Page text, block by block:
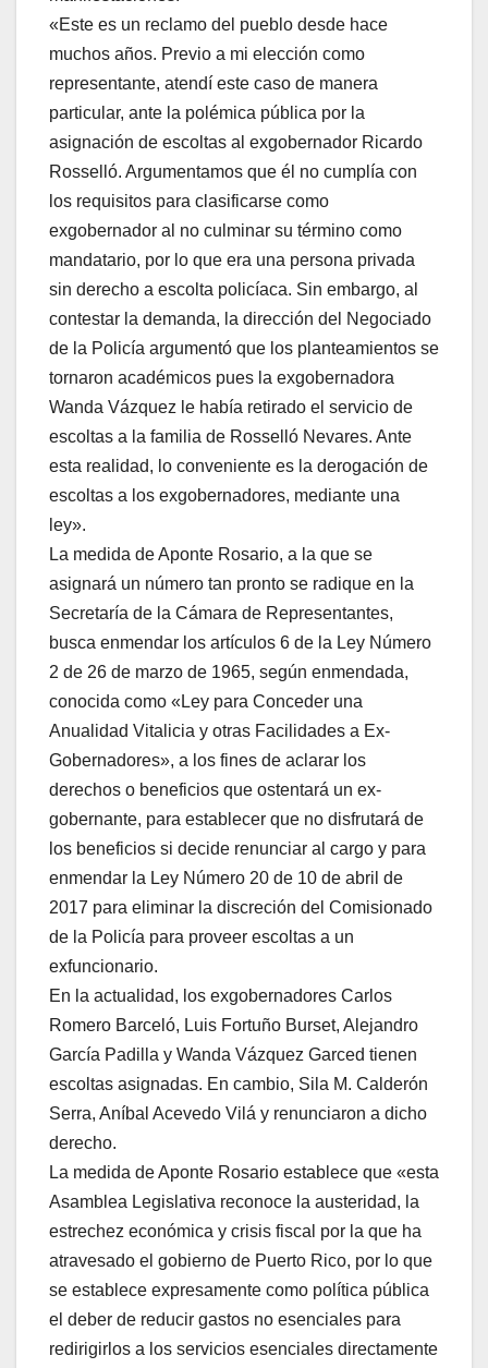
«Este es un reclamo del pueblo desde hace
muchos años. Previo a mi elección como
representante, atendí este caso de manera
particular, ante la polémica pública por la
asignación de escoltas al exgobernador Ricardo
Rosselló. Argumentamos que él no cumplía con
los requisitos para clasificarse como
exgobernador al no culminar su término como
mandatario, por lo que era una persona privada
sin derecho a escolta policíaca. Sin embargo, al
contestar la demanda, la dirección del Negociado
de la Policía argumentó que los planteamientos se
tornaron académicos pues la exgobernadora
Wanda Vázquez le había retirado el servicio de
escoltas a la familia de Rosselló Nevares. Ante
esta realidad, lo conveniente es la derogación de
escoltas a los exgobernadores, mediante una
ley».
La medida de Aponte Rosario, a la que se
asignará un número tan pronto se radique en la
Secretaría de la Cámara de Representantes,
busca enmendar los artículos 6 de la Ley Número
2 de 26 de marzo de 1965, según enmendada,
conocida como «Ley para Conceder una
Anualidad Vitalicia y otras Facilidades a Ex-
Gobernadores», a los fines de aclarar los
derechos o beneficios que ostentará un ex-
gobernante, para establecer que no disfrutará de
los beneficios si decide renunciar al cargo y para
enmendar la Ley Número 20 de 10 de abril de
2017 para eliminar la discreción del Comisionado
de la Policía para proveer escoltas a un
exfuncionario.
En la actualidad, los exgobernadores Carlos
Romero Barceló, Luis Fortuño Burset, Alejandro
García Padilla y Wanda Vázquez Garced tienen
escoltas asignadas. En cambio, Sila M. Calderón
Serra, Aníbal Acevedo Vilá y renunciaron a dicho
derecho.
La medida de Aponte Rosario establece que «esta
Asamblea Legislativa reconoce la austeridad, la
estrechez económica y crisis fiscal por la que ha
atravesado el gobierno de Puerto Rico, por lo que
se establece expresamente como política pública
el deber de reducir gastos no esenciales para
redirigirlos a los servicios esenciales directamente